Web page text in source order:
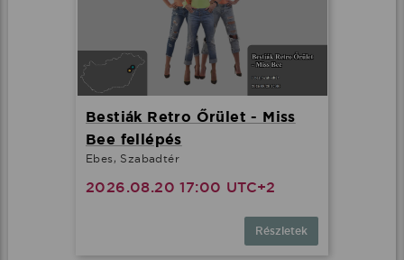
Bestiák Retro Őrület - Miss
Bee fellépés
Ebes, Szabadtér
2026.08.20 17:00 UTC+2
Részletek